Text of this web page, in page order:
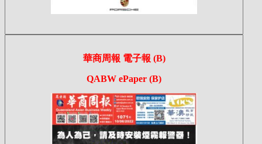
華商周報 電子報 (B)
QABW ePaper (B)